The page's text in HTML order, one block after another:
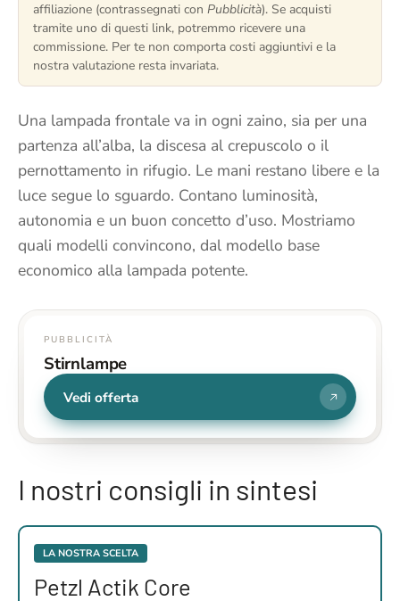
affiliazione (contrassegnati con Pubblicità). Se acquisti
tramite uno di questi link, potremmo ricevere una
commissione. Per te non comporta costi aggiuntivi e la
nostra valutazione resta invariata.
Una lampada frontale va in ogni zaino, sia per una
partenza all’alba, la discesa al crepuscolo o il
pernottamento in rifugio. Le mani restano libere e la
luce segue lo sguardo. Contano luminosità,
autonomia e un buon concetto d’uso. Mostriamo
quali modelli convincono, dal modello base
economico alla lampada potente.
PUBBLICITÀ
Stirnlampe
Vedi offerta
I nostri consigli in sintesi
LA NOSTRA SCELTA
Petzl Actik Core